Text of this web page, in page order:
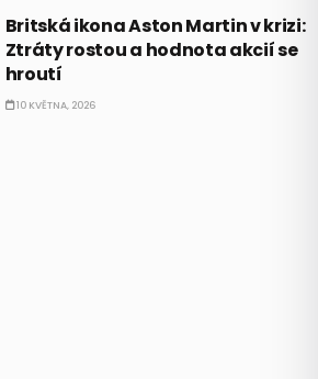
Britská ikona Aston Martin v krizi:
Ztráty rostou a hodnota akcií se
hroutí
10 KVĚTNA, 2026